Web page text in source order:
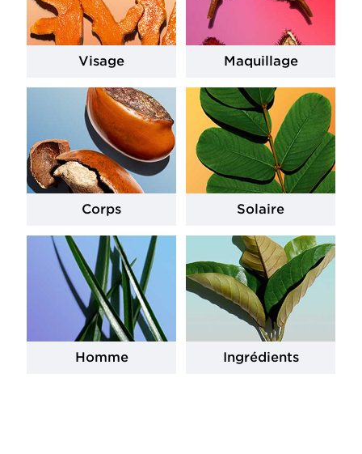
Visage Maquillage
Corps Solaire
Homme Ingrédients